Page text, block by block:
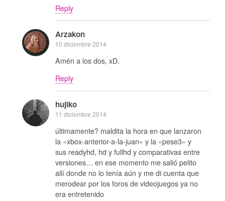
Reply
Arzakon
10 diciembre 2014
Amén a los dos, xD.
Reply
hujiko
11 diciembre 2014
últimamente? maldita la hora en que lanzaron
la «xbox-anterior-a-la-juan» y la «pese3» y
sus readyhd, hd y fullhd y comparativas entre
versiones… en ese momento me salió pelito
allí donde no lo tenía aún y me di cuenta que
merodear por los foros de videojuegos ya no
era entretenido